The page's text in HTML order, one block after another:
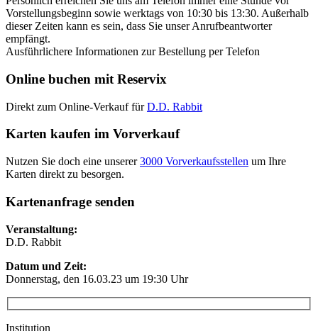
Vorstellungsbeginn sowie werktags von 10:30 bis 13:30. Außerhalb
dieser Zeiten kann es sein, dass Sie unser Anrufbeantworter
empfängt.
Ausführlichere Informationen zur Bestellung per Telefon
Online buchen mit Reservix
Direkt zum Online-Verkauf fürD.D. Rabbit
Karten kaufen im Vorverkauf
Nutzen Sie doch eine unserer3000 Vorverkaufsstellen um Ihre
Karten direkt zu besorgen.
Kartenanfrage senden
Veranstaltung:
D.D. Rabbit
Datum und Zeit:
Donnerstag, den 16.03.23 um 19:30 Uhr
Institution